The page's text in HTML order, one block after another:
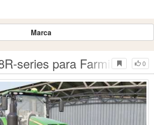
Marca
0
series para Farming